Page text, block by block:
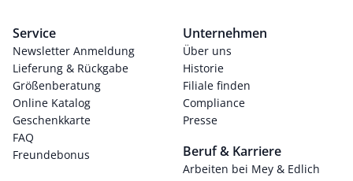
Service
Newsletter Anmeldung
Lieferung & Rückgabe
Größenberatung
Online Katalog
Geschenkkarte
FAQ
Freundebonus
Unternehmen
Über uns
Historie
Filiale finden
Compliance
Presse
Beruf & Karriere
Arbeiten bei Mey & Edlich